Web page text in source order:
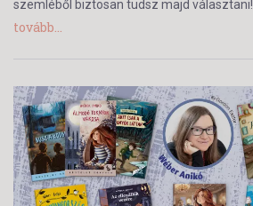
szemléből biztosan tudsz majd választani!
tovább...